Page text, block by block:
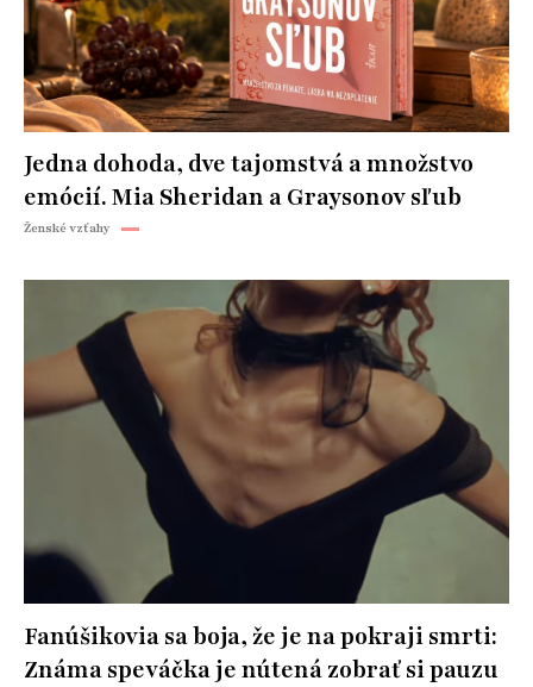
Jedna dohoda, dve tajomstvá a množstvo
emócií. Mia Sheridan a Graysonov sľub
Ženské vzťahy
Fanúšikovia sa boja, že je na pokraji smrti:
Známa speváčka je nútená zobrať si pauzu